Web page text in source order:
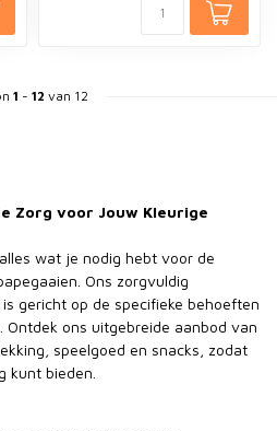
1 - 12 van 12
Zorg voor Jouw Kleurige
wat je nodig hebt voor de
Ons zorgvuldig
gericht op de specifieke behoeften
ons uitgebreide aanbod van
speelgoed en snacks, zodat
kunt bieden.